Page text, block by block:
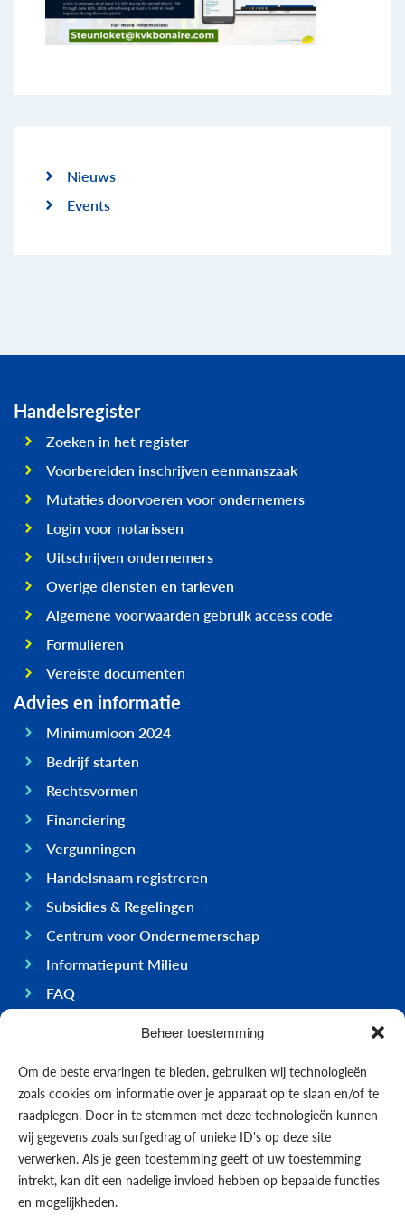
Beheer toestemming
Om de beste ervaringen te bieden, gebruiken wij technologieën
zoals cookies om informatie over je apparaat op te slaan en/of te
raadplegen. Door in te stemmen met deze technologieën kunnen
wij gegevens zoals surfgedrag of unieke ID's op deze site
verwerken. Als je geen toestemming geeft of uw toestemming
intrekt, kan dit een nadelige invloed hebben op bepaalde functies
en mogelijkheden.
Nieuws
Events
Handelsregister
Zoeken in het register
Voorbereiden inschrijven eenmanszaak
Mutaties doorvoeren voor ondernemers
Login voor notarissen
Uitschrijven ondernemers
Overige diensten en tarieven
Algemene voorwaarden gebruik access code
Formulieren
Vereiste documenten
Advies en informatie
Minimumloon 2024
Bedrijf starten
Rechtsvormen
Financiering
Vergunningen
Handelsnaam registreren
Subsidies & Regelingen
Centrum voor Ondernemerschap
Informatiepunt Milieu
FAQ
Ondernemen op Bonaire
Economie
Regering
Infrastructuur
Algemeen
Contact opnemen